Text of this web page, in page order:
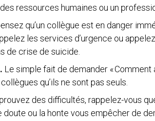
ressources humaines ou un
qu’un collègue est en danger
les services d’urgence ou
de crise de suicide.
Le simple fait de demander « Comment
qu’ils ne sont pas seuls.
des difficultés, rappelez-vous
ou la honte vous empêcher de